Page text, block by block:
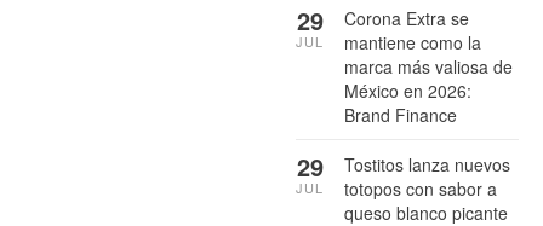
Corona Extra se
mantiene como la
marca más valiosa de
México en 2026:
Brand Finance
29
JUL
Tostitos lanza nuevos
totopos con sabor a
queso blanco picante
29
JUL